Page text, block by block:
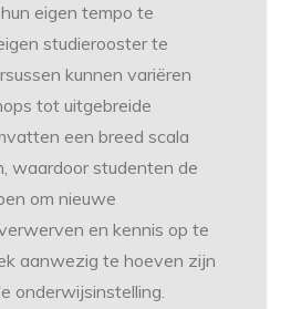
eigen tempo te
studierooster te
kunnen variëren
tot uitgebreide
een breed scala
waardoor studenten de
om nieuwe
en kennis op te
aanwezig te hoeven zijn
onderwijsinstelling.